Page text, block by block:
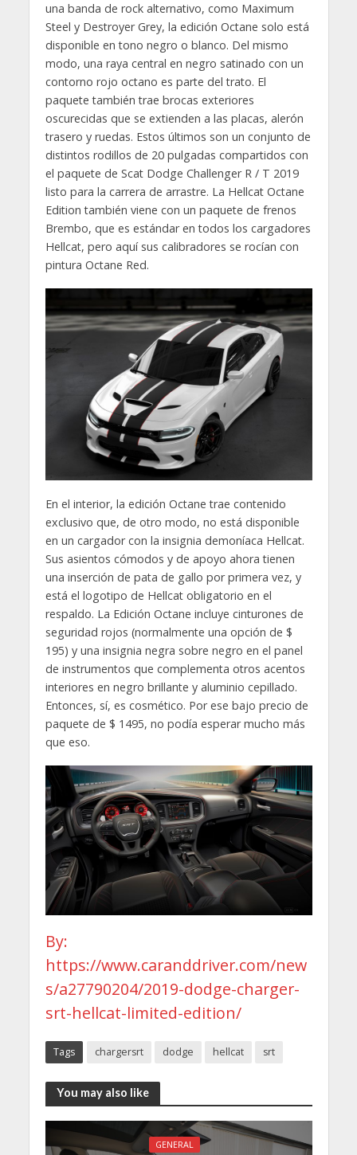
una banda de rock alternativo, como Maximum
Steel y Destroyer Grey, la edición Octane solo está
disponible en tono negro o blanco. Del mismo
modo, una raya central en negro satinado con un
contorno rojo octano es parte del trato. El
paquete también trae brocas exteriores
oscurecidas que se extienden a las placas, alerón
trasero y ruedas. Estos últimos son un conjunto de
distintos rodillos de 20 pulgadas compartidos con
el paquete de Scat Dodge Challenger R / T 2019
listo para la carrera de arrastre. La Hellcat Octane
Edition también viene con un paquete de frenos
Brembo, que es estándar en todos los cargadores
Hellcat, pero aquí sus calibradores se rocían con
pintura Octane Red.
En el interior, la edición Octane trae contenido
exclusivo que, de otro modo, no está disponible
en un cargador con la insignia demoníaca Hellcat.
Sus asientos cómodos y de apoyo ahora tienen
una inserción de pata de gallo por primera vez, y
está el logotipo de Hellcat obligatorio en el
respaldo. La Edición Octane incluye cinturones de
seguridad rojos (normalmente una opción de $
195) y una insignia negra sobre negro en el panel
de instrumentos que complementa otros acentos
interiores en negro brillante y aluminio cepillado.
Entonces, sí, es cosmético. Por ese bajo precio de
paquete de $ 1495, no podía esperar mucho más
que eso.
By:
https://www.caranddriver.com/new
s/a27790204/2019-dodge-charger-
srt-hellcat-limited-edition/
Tags chargersrt dodge hellcat srt
You may also like
GENERAL